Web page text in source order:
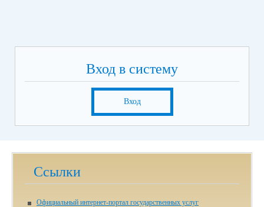
Вход в систему
Вход
Ссылки
Официальный интернет-портал государственных услуг